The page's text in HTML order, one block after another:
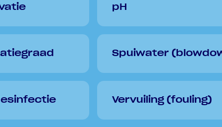
pH
Spuiwater
Vervuiling (fouling)